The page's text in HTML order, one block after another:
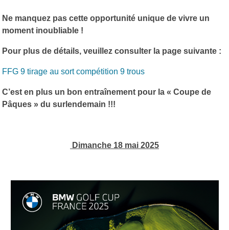
Ne manquez pas cette opportunité unique de vivre un
moment inoubliable !
Pour plus de détails, veuillez consulter la page suivante :
FFG 9 tirage au sort compétition 9 trous
C’est en plus un bon entraînement pour la « Coupe de
Pâques » du surlendemain !!!
Dimanche 18 mai 2025